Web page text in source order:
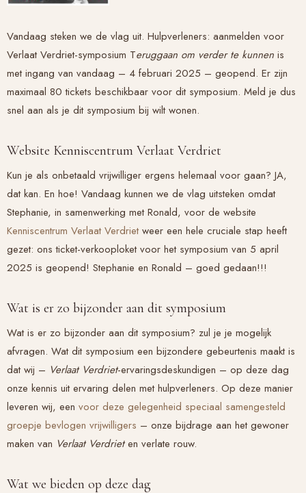
Vandaag steken we de vlag uit. Hulpverleners: aanmelden voor
Verlaat Verdriet-symposium Teruggaan om verder te kunnen is
met ingang van vandaag – 4 februari 2025 – geopend. Er zijn
maximaal 80 tickets beschikbaar voor dit symposium. Meld je dus
snel aan als je dit symposium bij wilt wonen.
Website Kenniscentrum Verlaat Verdriet
Kun je als onbetaald vrijwilliger ergens helemaal voor gaan? JA,
dat kan. En hoe! Vandaag kunnen we de vlag uitsteken omdat
Stephanie, in samenwerking met Ronald, voor de website
Kenniscentrum Verlaat Verdriet weer een hele cruciale stap heeft
gezet: ons ticket-verkooploket voor het symposium van 5 april
2025 is geopend! Stephanie en Ronald – goed gedaan!!!
Wat is er zo bijzonder aan dit symposium
Wat is er zo bijzonder aan dit symposium? zul je je mogelijk
afvragen. Wat dit symposium een bijzondere gebeurtenis maakt is
dat wij – Verlaat Verdriet-ervaringsdeskundigen – op deze dag
onze kennis uit ervaring delen met hulpverleners. Op deze manier
leveren wij, een voor deze gelegenheid speciaal samengesteld
groepje bevlogen vrijwilligers – onze bijdrage aan het gewoner
maken van Verlaat Verdrieten verlate rouw.
Wat we bieden op deze dag